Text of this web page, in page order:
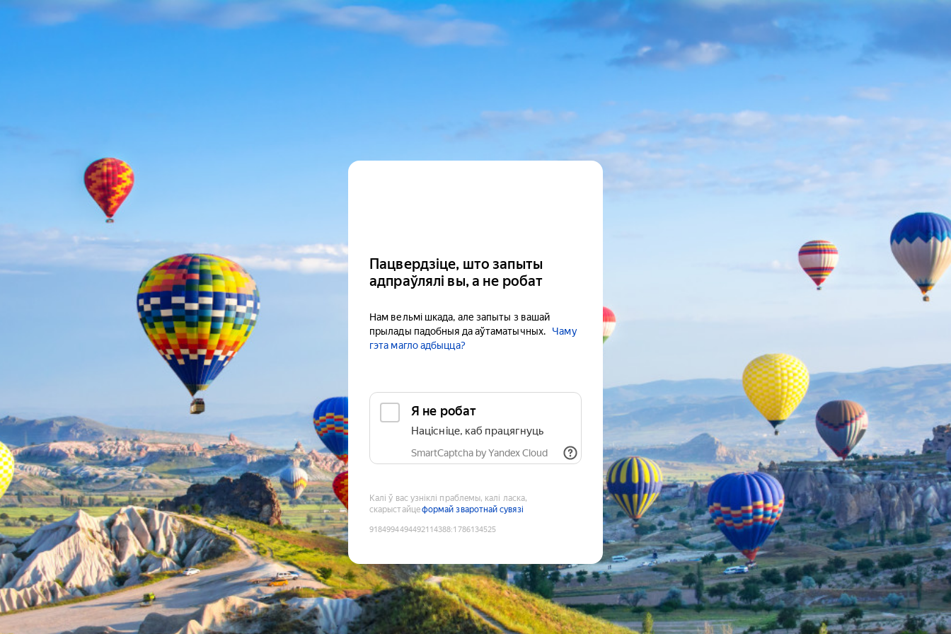
Пацвердзіце, што запыты
адпраўлялі вы, а не робат
Нам вельмі шкада, але запыты з вашай
прылады падобныя да аўтаматычных.
Чаму
гэта магло адбыцца?
Я не робат
Націсніце, каб працягнуць
SmartCaptcha by Yandex Cloud
Калі ў вас узніклі праблемы, калі ласка,
скарыстайцеформай зваротнай сувязі
9184994494492114388:1786134525